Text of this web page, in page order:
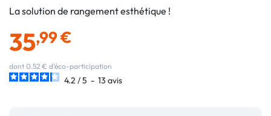
La solution de rangement esthétique !
35,99 €
dont 0.52 € d'éco-participation
4.2 /5 - 13 avis